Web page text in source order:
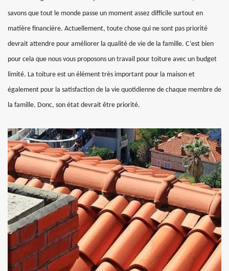
savons que tout le monde passe un moment assez difficile surtout en
matière financière. Actuellement, toute chose qui ne sont pas priorité
devrait attendre pour améliorer la qualité de vie de la famille. C’est bien
pour cela que nous vous proposons un travail pour toiture avec un budget
limité. La toiture est un élément très important pour la maison et
également pour la satisfaction de la vie quotidienne de chaque membre de
la famille. Donc, son état devrait être priorité.